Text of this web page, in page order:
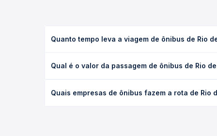
Quanto tempo leva a viagem de ônibus de Rio
ou leito) e as condições de tráfego. Na Quero
Qual é o valor da passagem de ônibus de Rio
e a antecedência da compra. Na Quero
Quais empresas de ônibus fazem a rota de Rio